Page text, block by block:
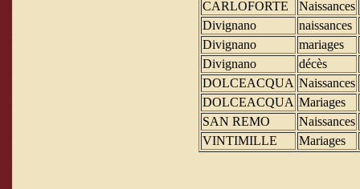
CARLOFORTE
Naissances
Divignano
naissances
Divignano
mariages
Divignano
décès
DOLCEACQUA Naissances
DOLCEACQUA Mariages
SAN REMO
Naissances
VINTIMILLE
Mariages